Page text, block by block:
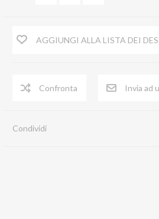
Terminale ACA
AGGIUNGI ALLA LISTA DEI
Condividi